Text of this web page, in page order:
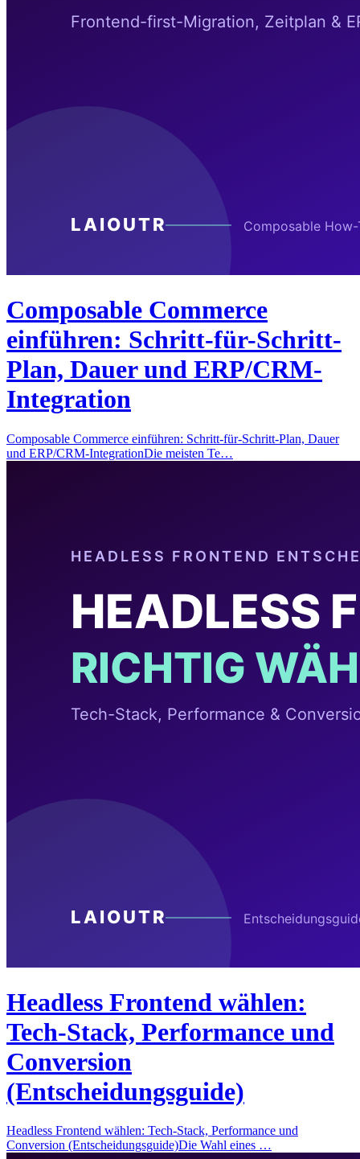
Composable Commerce
einführen: Schritt-für-Schritt-
Plan, Dauer und ERP/CRM-
Integration
Composable Commerce einführen: Schritt-für-Schritt-Plan, Dauer
und ERP/CRM-IntegrationDie meisten Te…
Headless Frontend wählen:
Tech-Stack, Performance und
Conversion
(Entscheidungsguide)
Headless Frontend wählen: Tech-Stack, Performance und
Conversion (Entscheidungsguide)Die Wahl eines …